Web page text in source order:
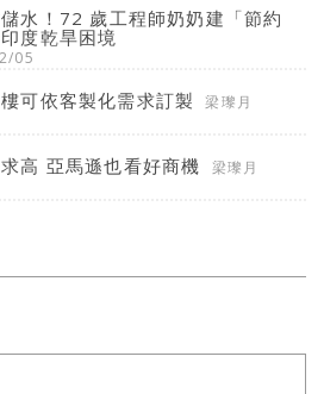
水！72 歲工程師奶奶建「節約
度乾旱困境
05
可依客製化需求訂製
梁瓈月
高 亞馬遜也看好商機
梁瓈月